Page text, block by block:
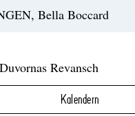
Bella Boccard
Revansch
Kalendern